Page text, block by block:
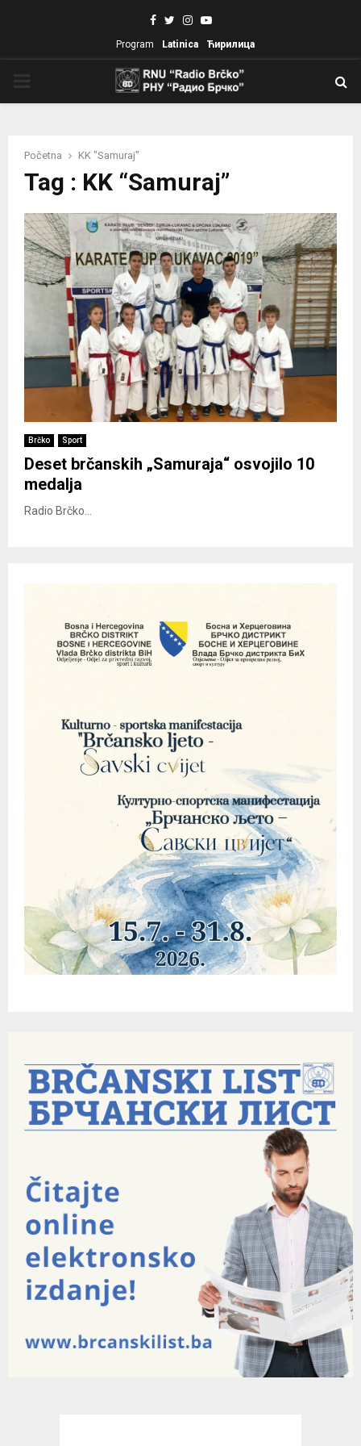
Facebook
TwitterInstagram
Youtube
Program Latinica Ћирилица
Početna KK "Samuraj"
Tag : KK “Samuraj”
Brčko Sport
Deset brčanskih „Samuraja“ osvojilo 10
medalja
Radio Brčko...